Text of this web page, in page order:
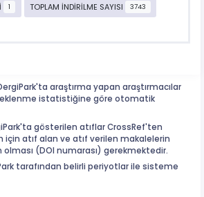
1 TOPLAM İNDİRİLME SAYISI 3743
araştırma yapan araştırmacılar
istatistiğine göre otomatik
gösterilen atıflar CrossRef'ten
için atıf alan ve atıf verilen makalelerin
olması (DOI numarası) gerekmektedir.
tarafından belirli periyotlar ile sisteme